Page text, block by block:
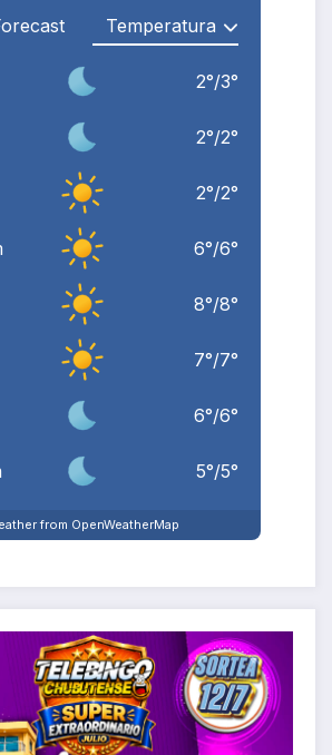
2°/3°
2°/2°
2°/2°
6°/6°
8°/8°
7°/7°
6°/6°
5°/5°
from OpenWeatherMap